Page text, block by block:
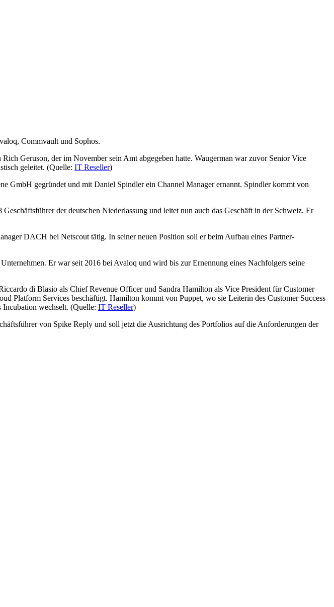
Commvault und Sophos.
Geruson, der im November sein Amt abgegeben hatte. Waugerman war zuvor Senior Vice
geleitet. (Quelle: IT Reseller)
GmbH gegründet und mit Daniel Spindler ein Channel Manager ernannt. Spindler kommt von
der deutschen Niederlassung und leitet nun auch das Geschäft in der Schweiz. Er
DACH bei Netscout tätig. In seiner neuen Position soll er beim Aufbau eines Partner-
Er war seit 2016 bei Avaloq und wird bis zur Ernennung eines Nachfolgers seine
di Blasio als Chief Revenue Officer und Sandra Hamilton als Vice President für Customer
Platform Services beschäftigt. Hamilton kommt von Puppet, wo sie Leiterin des Customer Success
wechselt. (Quelle: IT Reseller)
von Spike Reply und soll jetzt die Ausrichtung des Portfolios auf die Anforderungen der